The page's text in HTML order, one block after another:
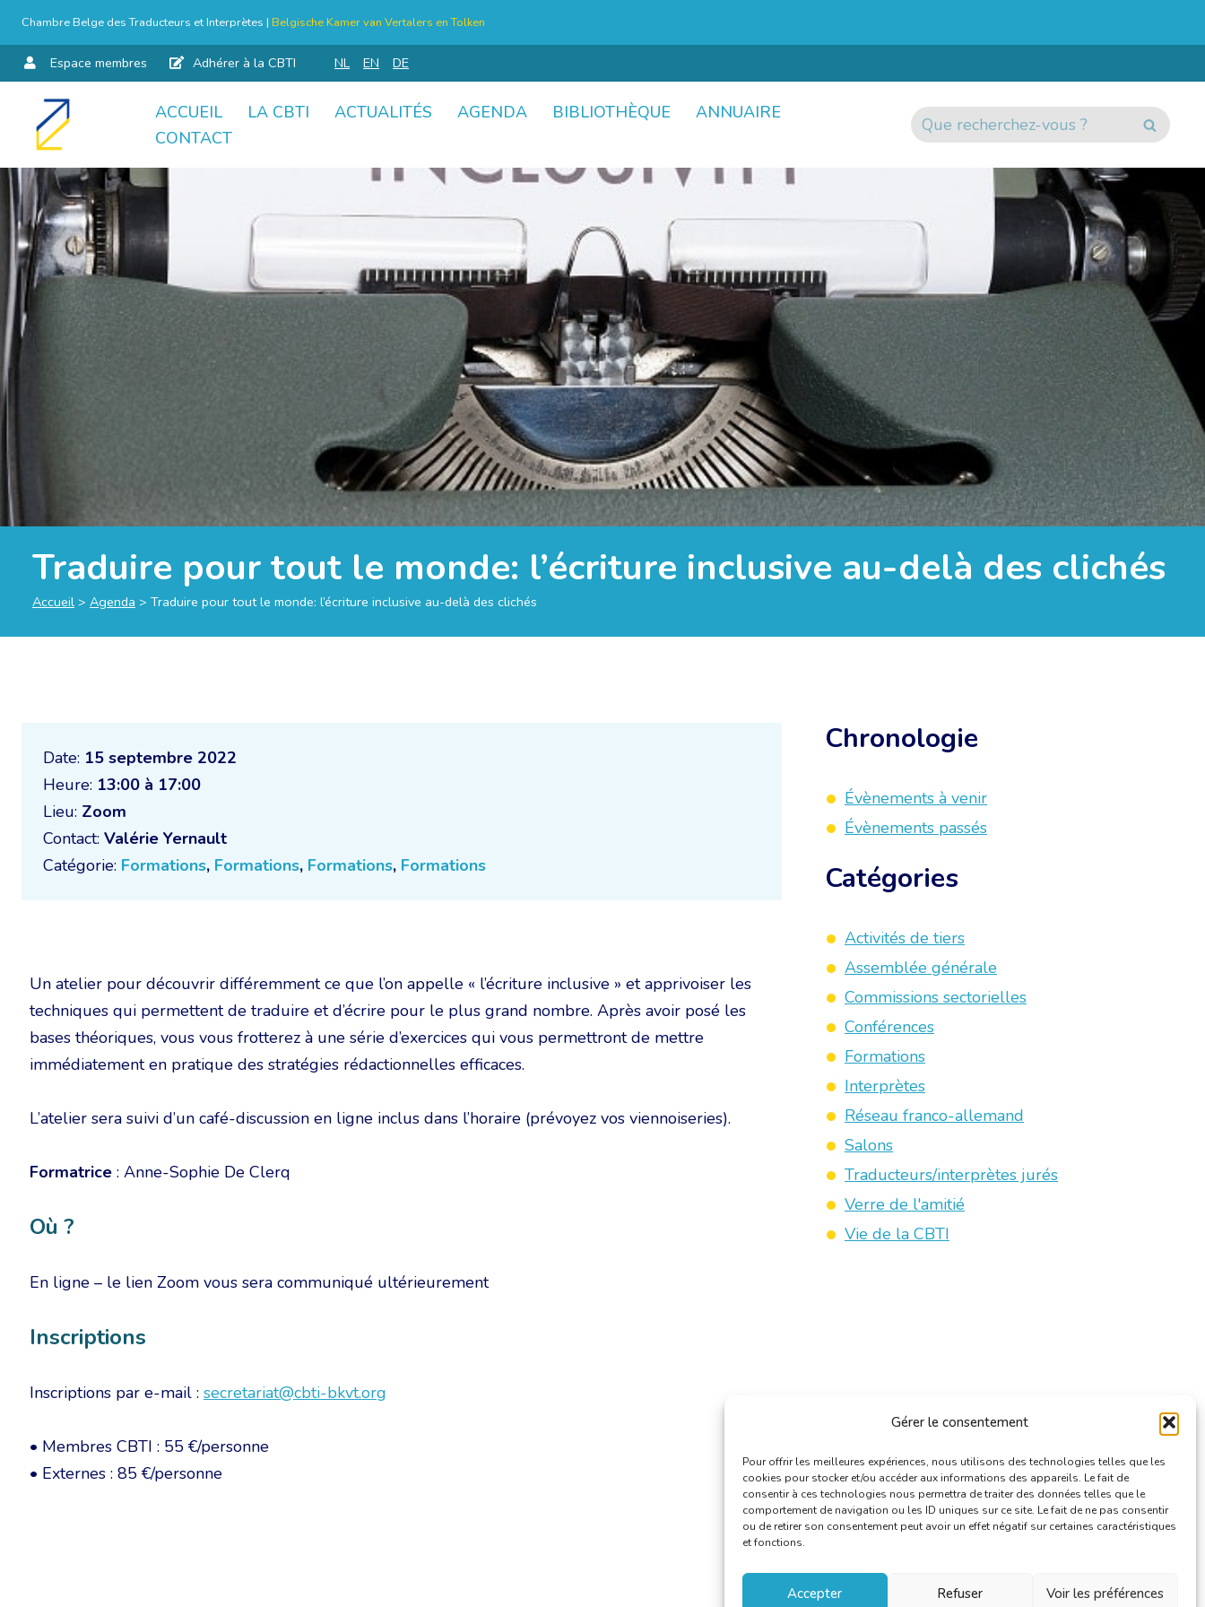
Gérer le consentement
Pour offrir les meilleures expériences, nous utilisons des technologies telles que les
cookies pour stocker et/ou accéder aux informations des appareils. Le fait de
consentir à ces technologies nous permettra de traiter des données telles que le
comportement de navigation ou les ID uniques sur ce site. Le fait de ne pas consentir
ou de retirer son consentement peut avoir un effet négatif sur certaines caractéristiques
et fonctions.
Accepter Refuser Voir les préférences
Chambre Belge des Traducteurs et Interprètes | Belgische Kamer van Vertalers en Tolken
Espace membres Adhérer à la CBTI NL EN DE
Aller
contenu
ACCUEIL LA CBTI ACTUALITÉS AGENDA BIBLIOTHÈQUE
ANNUAIRE
CONTACT
Traduire pour tout le monde: l’écriture inclusive au-delà des clichés
Accueil > Agenda > Traduire pour tout le monde: l’écriture inclusive au-delà des clichés
Date: 15 septembre 2022
Heure: 13:00 à 17:00
Lieu: Zoom
Contact: Valérie Yernault
Catégorie: Formations, Formations, Formations, Formations
Un atelier pour découvrir différemment ce que l’on appelle « l’écriture inclusive » et apprivoiser les
techniques qui permettent de traduire et d’écrire pour le plus grand nombre. Après avoir posé les
bases théoriques, vous vous frotterez à une série d’exercices qui vous permettront de mettre
immédiatement en pratique des stratégies rédactionnelles efficaces.
L’atelier sera suivi d’un café-discussion en ligne inclus dans l’horaire (prévoyez vos viennoiseries).
Formatrice : Anne-Sophie De Clerq
Où ?
En ligne – le lien Zoom vous sera communiqué ultérieurement
Inscriptions
Inscriptions par e-mail : secretariat@cbti-bkvt.org
• Membres CBTI : 55 €/personne
• Externes : 85 €/personne
Chronologie
Évènements à venir
Évènements passés
Catégories
Activités de tiers
Assemblée générale
Commissions sectorielles
Conférences
Formations
Interprètes
Réseau franco-allemand
Salons
Traducteurs/interprètes jurés
Verre de l'amitié
Vie de la CBTI